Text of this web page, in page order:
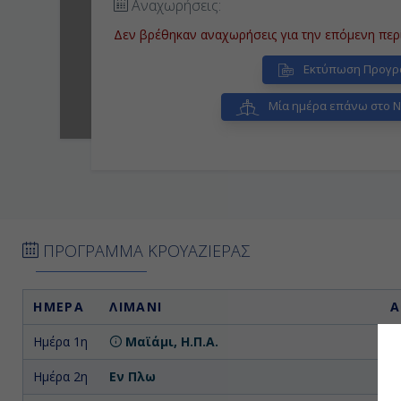
Αναχωρήσεις:
Δεν βρέθηκαν αναχωρήσεις για την επόμενη
Εκτύπωση
Μία ημέρα επάνω στο
ΠΡΟΓΡΑΜΜΑ ΚΡΟΥΑΖΙΕΡΑΣ
ΗΜΕΡΑ ΛΙΜΑΝΙ
Ημέρα 1η Μαϊάμι, Η.Π.Α.
Ημέρα 2η Εν Πλω